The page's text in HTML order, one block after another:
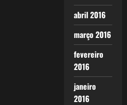
abril 2016
março 2016
fevereiro
2016
janeiro
2016